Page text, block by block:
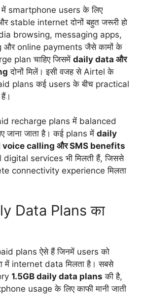
smartphone users के लिए
stable internet दोनों बहुत जरूरी हो
browsing, messaging apps,
और online payments जैसे कामों के
plan चाहिए जिसमें daily data और
दोनों मिलें। इसी वजह से Airtel के
plans कई users के बीच practical
recharge plans में balanced
जाना जाता है। कई plans में daily
calling और SMS benefits
services भी मिलती हैं, जिससे
connectivity experience मिलता
Data Plans का
plans ऐसे हैं जिनमें users को
में internet data मिलता है। सबसे
1.5GB daily data plans की है,
usage के लिए काफी मानी जाती